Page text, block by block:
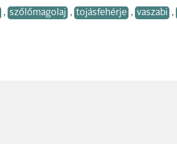
, szőlőmagolaj , tojásfehérje , vaszabi ,